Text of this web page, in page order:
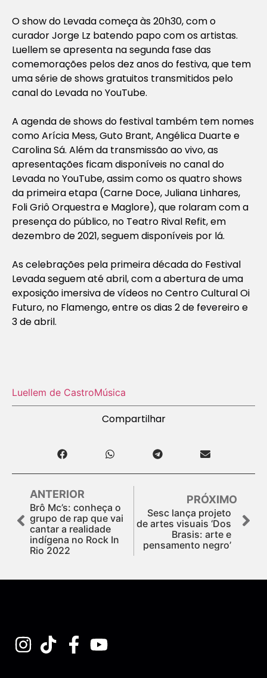
O show do Levada começa às 20h30, com o
curador Jorge Lz batendo papo com os artistas.
Luellem se apresenta na segunda fase das
comemorações pelos dez anos do festiva, que tem
uma série de shows gratuitos transmitidos pelo
canal do Levada no YouTube.
A agenda de shows do festival também tem nomes
como Arícia Mess, Guto Brant, Angélica Duarte e
Carolina Sá. Além da transmissão ao vivo, as
apresentações ficam disponíveis no canal do
Levada no YouTube, assim como os quatro shows
da primeira etapa (Carne Doce, Juliana Linhares,
Foli Griô Orquestra e Maglore), que rolaram com a
presença do público, no Teatro Rival Refit, em
dezembro de 2021, seguem disponíveis por lá.
As celebrações pela primeira década do Festival
Levada seguem até abril, com a abertura de uma
exposição imersiva de vídeos no Centro Cultural Oi
Futuro, no Flamengo, entre os dias 2 de fevereiro e
3 de abril.
Luellem de CastroMúsica
Compartilhar
ANTERIOR
Brô Mc’s: conheça o
grupo de rap que vai
cantar a realidade
indígena no Rock In
Rio 2022
PRÓXIMO
Sesc lança projeto
de artes visuais ‘Dos
Brasis: arte e
pensamento negro’